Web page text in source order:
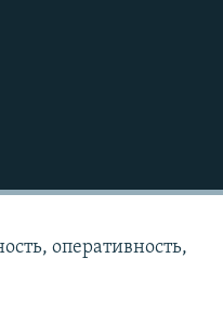
оперативность,